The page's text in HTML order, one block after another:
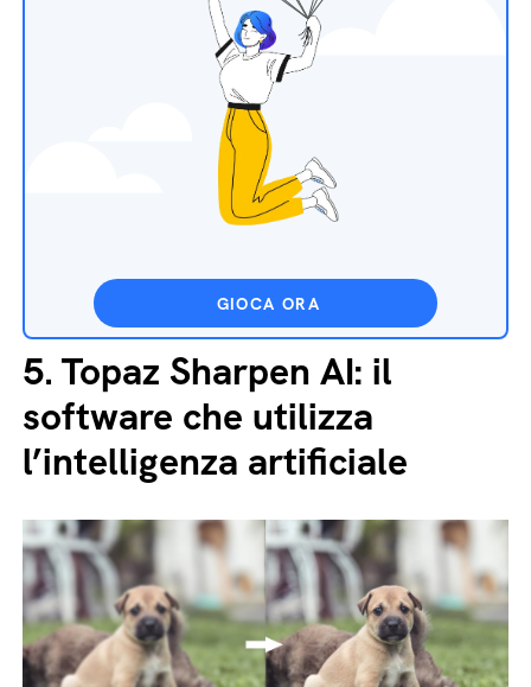
GIOCA ORA
5. Topaz Sharpen AI: il
software che utilizza
l’intelligenza artificiale